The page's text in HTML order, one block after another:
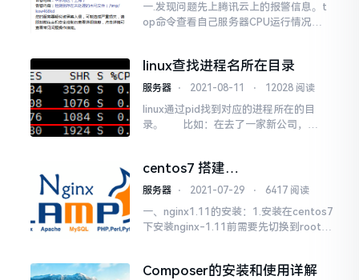
制造的网页程序CSRF攻击：跨站请求伪
造，攻击者诱...
一.发现问题先上腾讯云上的报警信息。t
op命令查看自己服务器CPU运行情况，
si程序，没曾想几分钟以后，又自动起来
了执行：ll/proc/39721查看进程目录二.
linux查找进程名所在目录
服务器 ⋅ 2021-08-11 ⋅ 12028 阅读
linux通过pid找到对应的进程所在的目
录。 比如：在去了一家新公司，不
并通过进程pid找到运行的目录了；或者
在我们维护服务器时，发现某...
centos7 搭建
php7.1.3+mysql5.7+nginx1.11
服务器 ⋅ 2021-07-29 ⋅ 6417 阅读
一、nginx1.11的安装：1.安装在centos7
下安装nginx-1.11前需要先切换到root环
件夹给予777的权限su root下载nginx-1.
Composer的安装和使用详解